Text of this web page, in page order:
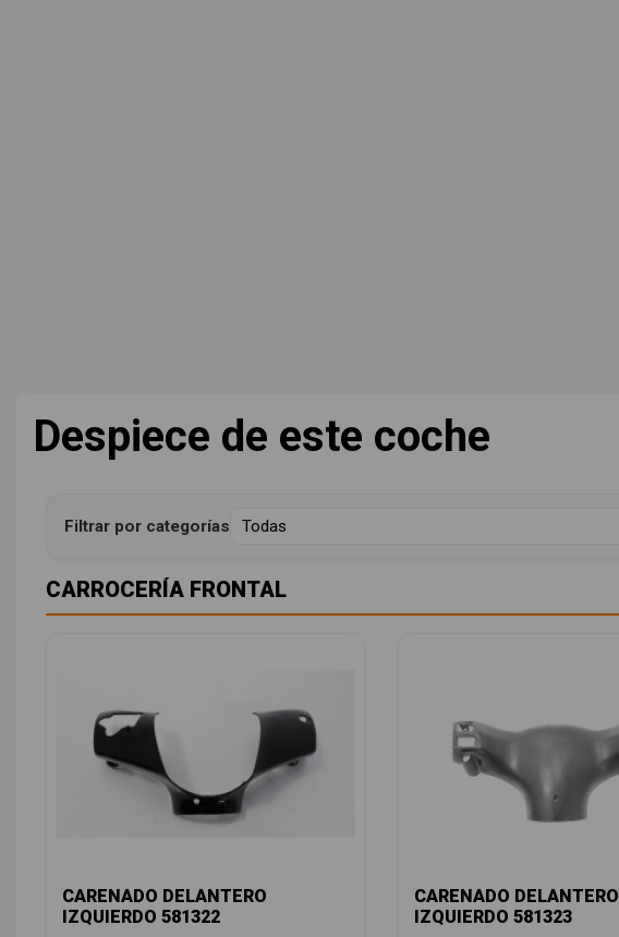
Despiece de este coche
Filtrar por categorías
CARROCERÍA FRONTAL
CARENADO DELANTERO
IZQUIERDO 581322
CARENADO DELANTERO
IZQUIERDO 581323